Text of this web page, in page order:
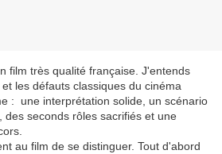
film très qualité française. J'entends
les défauts classiques du cinéma
: une interprétation solide, un scénario
des seconds rôles sacrifiés et une
au film de se distinguer. Tout d'abord